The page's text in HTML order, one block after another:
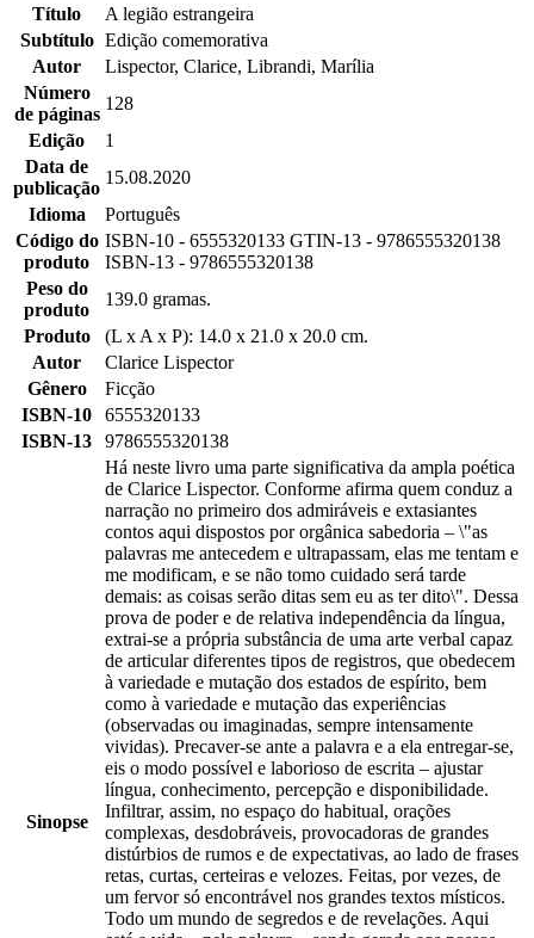
Título
A legião estrangeira
Subtítulo Edição comemorativa
Autor
Lispector, Clarice, Librandi, Marília
Número
de páginas
128
Edição
1
Data de
publicação
15.08.2020
Idioma
Português
Código do
produto
ISBN-10 - 6555320133 GTIN-13 - 9786555320138
ISBN-13 - 9786555320138
Peso do
produto
139.0 gramas.
Produto
(L x A x P): 14.0 x 21.0 x 20.0 cm.
Autor
Clarice Lispector
Gênero
Ficção
ISBN-10
6555320133
ISBN-13
9786555320138
Sinopse
Há neste livro uma parte significativa da ampla poética
de Clarice Lispector. Conforme afirma quem conduz a
narração no primeiro dos admiráveis e extasiantes
contos aqui dispostos por orgânica sabedoria – \"as
palavras me antecedem e ultrapassam, elas me tentam e
me modificam, e se não tomo cuidado será tarde
demais: as coisas serão ditas sem eu as ter dito\". Dessa
prova de poder e de relativa independência da língua,
extrai-se a própria substância de uma arte verbal capaz
de articular diferentes tipos de registros, que obedecem
à variedade e mutação dos estados de espírito, bem
como à variedade e mutação das experiências
(observadas ou imaginadas, sempre intensamente
vividas). Precaver-se ante a palavra e a ela entregar-se,
eis o modo possível e laborioso de escrita – ajustar
língua, conhecimento, percepção e disponibilidade.
Infiltrar, assim, no espaço do habitual, orações
complexas, desdobráveis, provocadoras de grandes
distúrbios de rumos e de expectativas, ao lado de frases
retas, curtas, certeiras e velozes. Feitas, por vezes, de
um fervor só encontrável nos grandes textos místicos.
Todo um mundo de segredos e de revelações. Aqui